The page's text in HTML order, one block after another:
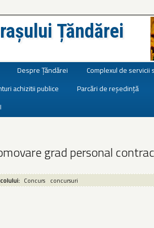
Țăndărei
Despre Țăndărei Complexul de servicii
achizitii publice Parcări de reședință
grad personal
Concurs concursuri